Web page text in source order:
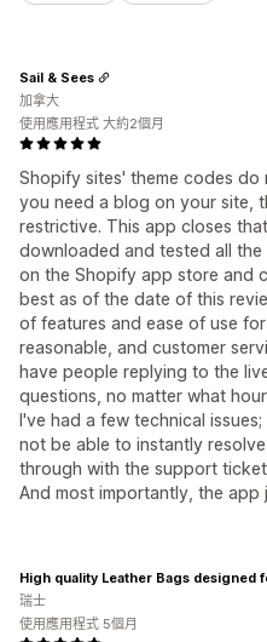
Shopify sites' theme codes
you need a blog on your site,
restrictive. This app closes
downloaded and tested all
on the Shopify app store and
best as of the date of this
of features and ease of use
reasonable, and customer
have people replying to the
questions, no matter what
I've had a few technical
not be able to instantly
through with the support
And most importantly, the app
Sail & Sees
加拿大
使用應用程式 大約2個月
High quality Leather Bags designed
瑞士
使用應用程式 5個月